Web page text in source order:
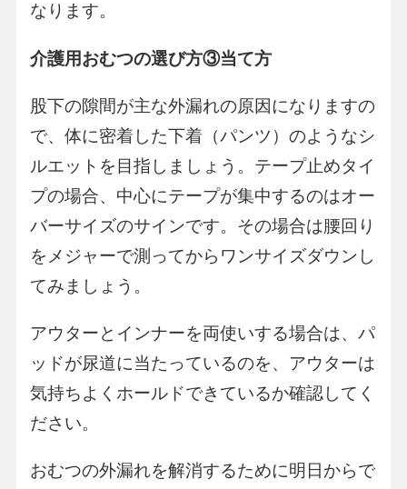
なります。
介護用おむつの選び方③当て方
股下の隙間が主な外漏れの原因になりますの
で、体に密着した下着（パンツ）のようなシ
ルエットを目指しましょう。テープ止めタイ
プの場合、中心にテープが集中するのはオー
バーサイズのサインです。その場合は腰回り
をメジャーで測ってからワンサイズダウンし
てみましょう。
アウターとインナーを両使いする場合は、パ
ッドが尿道に当たっているのを、アウターは
気持ちよくホールドできているか確認してく
ださい。
おむつの外漏れを解消するために明日からで